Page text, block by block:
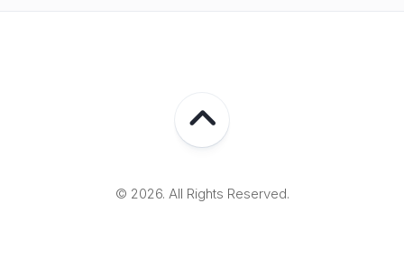
© 2026. All Rights Reserved.